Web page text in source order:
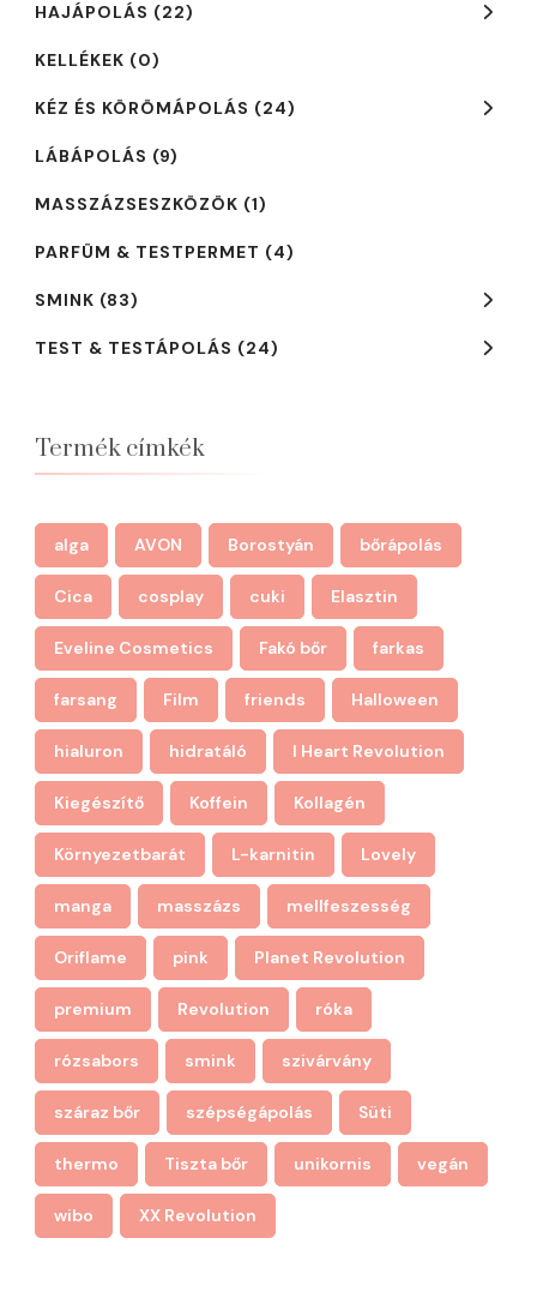
HAJÁPOLÁS (22)
KELLÉKEK (0)
KÉZ ÉS KÖRÖMÁPOLÁS (24)
LÁBÁPOLÁS (9)
MASSZÁZSESZKÖZÖK (1)
PARFÜM & TESTPERMET (4)
SMINK (83)
TEST & TESTÁPOLÁS (24)
Termék címkék
alga AVON Borostyán bőrápolás
Cica cosplay cuki Elasztin
Eveline Cosmetics Fakó bőr farkas
farsang Film friends Halloween
hialuron hidratáló I Heart Revolution
Kiegészítő Koffein Kollagén
Környezetbarát L-karnitin Lovely
manga masszázs mellfeszesség
Oriflame pink Planet Revolution
premium Revolution róka
rózsabors smink szivárvány
száraz bőr szépségápolás Süti
thermo Tiszta bőr unikornis vegán
wibo XX Revolution